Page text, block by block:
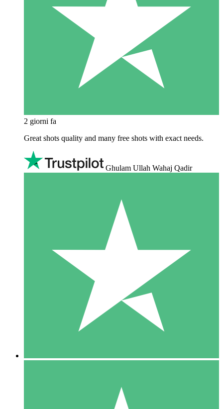
2 giorni fa
Great shots quality and many free shots with exact needs.
Ghulam Ullah Wahaj Qadir